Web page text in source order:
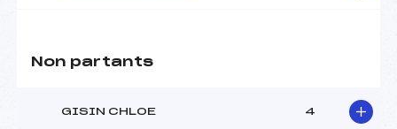
Non partants
GISIN CHLOE 4